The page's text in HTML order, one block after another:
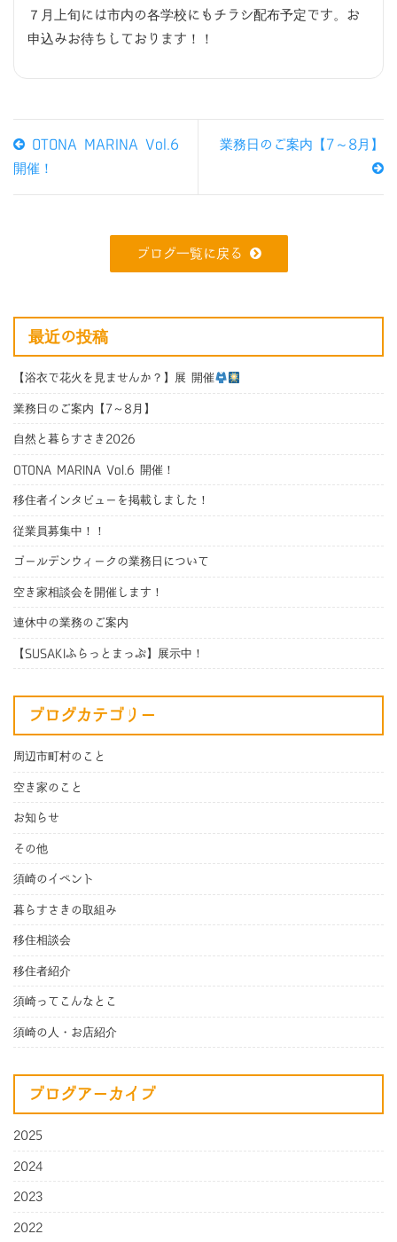
７月上旬には市内の各学校にもチラシ配布予定です。お
申込みお待ちしております！！
OTONA MARINA Vol.6
開催！
業務日のご案内【7～8月】
ブログ一覧に戻る
最近の投稿
【浴衣で花火を見ませんか？】展 開催
業務日のご案内【7～8月】
自然と暮らすさき2026
OTONA MARINA Vol.6 開催！
移住者インタビューを掲載しました！
従業員募集中！！
ゴールデンウィークの業務日について
空き家相談会を開催します！
連休中の業務のご案内
【SUSAKIふらっとまっぷ】展示中！
ブログカテゴリー
周辺市町村のこと
空き家のこと
お知らせ
その他
須崎のイベント
暮らすさきの取組み
移住相談会
移住者紹介
須崎ってこんなとこ
須崎の人・お店紹介
ブログアーカイブ
2025
2024
2023
2022